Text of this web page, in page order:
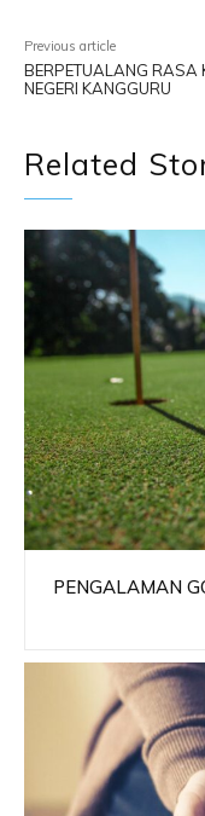
Previous article
BERPETUALANG RASA
NEGERI KANGGURU
Related
PENGALAMAN